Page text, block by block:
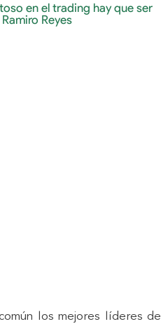
en el trading hay que ser
Reyes
los mejores líderes de